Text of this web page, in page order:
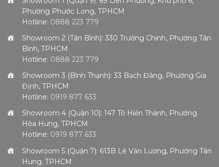
Phường Phước Long, TPHCM
Hotline: 0888 223 779
Showroom 2 (Tân Bình): 330 Trường Chinh, Phường Tân
Bình, TPHCM
Hotline: 0888 223 779
Showroom 3 (Bình Thạnh): 33 Bạch Đằng, Phường Gia
Định, TPHCM
Hotline: 0919 877 633
Showroom 4 (Quận 10): 147 Tô Hiến Thành, Phường
Hòa Hưng, TPHCM
Hotline: 0919 877 633
Showroom 5 (Quận 7): 613B Lê Văn Lương, Phường Tân
Hưng, TPHCM